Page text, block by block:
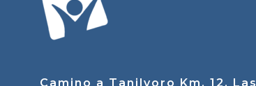
Camino a Tanilvoro Km. 12, Las